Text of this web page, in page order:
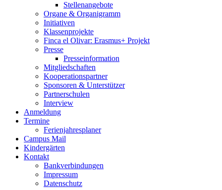
Stellenangebote
Organe & Organigramm
Initiativen
Klassenprojekte
Finca el Olivar: Erasmus+ Projekt
Presse
Presseinformation
Mitgliedschaften
Kooperationspartner
Sponsoren & Unterstützer
Partnerschulen
Interview
Anmeldung
Termine
Ferienjahresplaner
Campus Mail
Kindergärten
Kontakt
Bankverbindungen
Impressum
Datenschutz